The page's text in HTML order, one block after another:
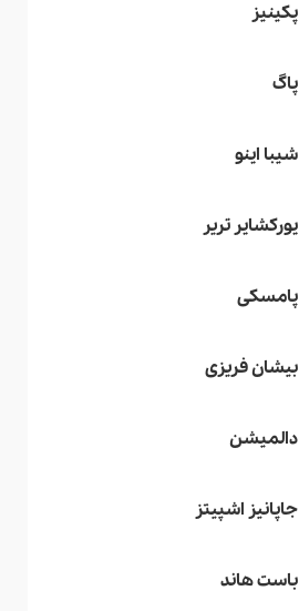
پکینیز
پاگ
شیبا اینو
یورکشایر تریر
پامسکی
بیشان فریزی
دالمیشن
جاپانیز اشپیتز
باست هاند